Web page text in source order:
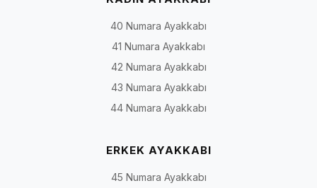
40 Numara Ayakkabı
41 Numara Ayakkabı
42 Numara Ayakkabı
43 Numara Ayakkabı
44 Numara Ayakkabı
ERKEK AYAKKABI
45 Numara Ayakkabı